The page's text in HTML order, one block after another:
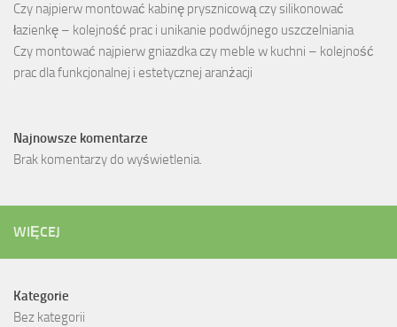
Czy najpierw montować kabinę prysznicową czy silikonować
łazienkę – kolejność prac i unikanie podwójnego uszczelniania
Czy montować najpierw gniazdka czy meble w kuchni – kolejność
prac dla funkcjonalnej i estetycznej aranżacji
Najnowsze komentarze
Brak komentarzy do wyświetlenia.
WIĘCEJ
Kategorie
Bez kategorii